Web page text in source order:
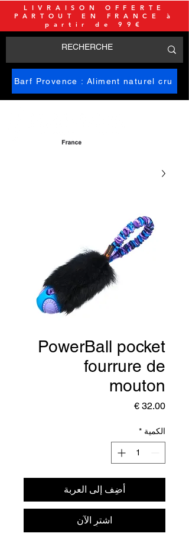
Barf Provence : Aliment naturel cru
LIVRAISON OFFERTE
PARTOUT EN FRANCE à
partir de 99€
PowerBall pocket
fourrure de
mouton
السعر
الكمية *
أضِف إلى العربة
اشترِ الآن